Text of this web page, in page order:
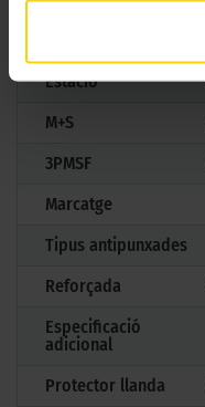
Estació
M+S
3PMSF
Marcatge
Tipus antipunxades
Reforçada
Especificació
adicional
Protector llanda